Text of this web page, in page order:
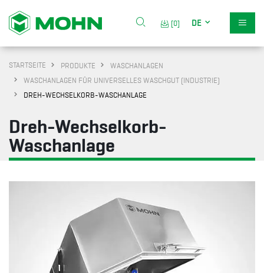
[0] DE
STARTSEITE PRODUKTE
WASCHANLAGEN
WASCHANLAGEN FÜR UNIVERSELLES WASCHGUT (INDUSTRIE)
DREH-WECHSELKORB-WASCHANLAGE
Dreh-Wechselkorb-
Waschanlage